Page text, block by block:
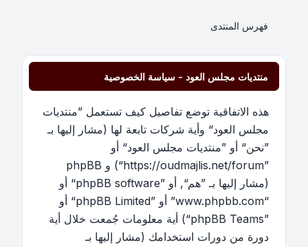
فهرس المنتدى
منتديات مجلس العود - سياسة الخصوصية
هذه الاتفاقية توضع تفاصيل كيف تستعمل ”منتديات
مجلس العود“ وأية شركات تابعة لها (مشار إليها بـ
”نحن“ أو ”منتديات مجلس العود“ أو
”https://oudmajlis.net/forum“) و phpBB
(مشار إليها بـ ”هم“, أو ”phpBB software“ أو
“www.phpbb.com” أو ”phpBB Limited“ أو
”phpBB Teams“) أية معلومات جُمعت خلال أية
دورة من دورات استخدامك (مشار إليها بـ